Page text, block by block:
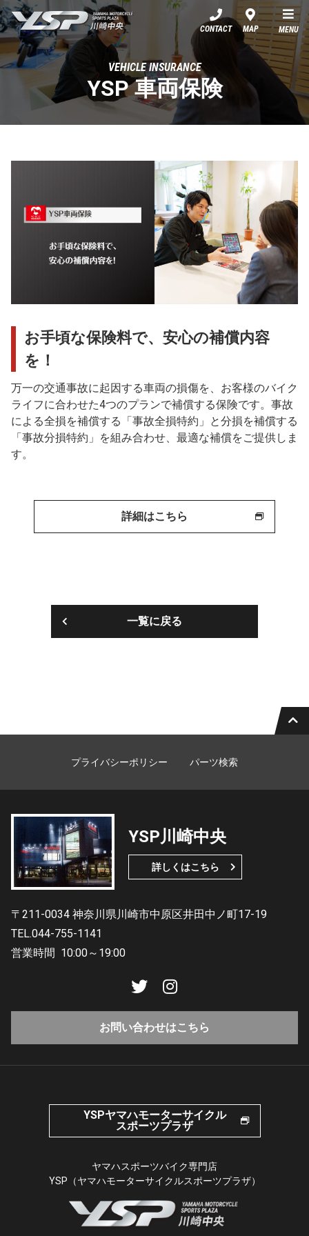
YSP川崎中央
CONTACT MAP MENU
VEHICLE INSURANCE
YSP 車両保険
お手頃な保険料で、安心の補償内容
を！
万一の交通事故に起因する車両の損傷を、お客様のバイク
ライフに合わせた4つのプランで補償する保険です。事故
による全損を補償する「事故全損特約」と分損を補償する
「事故分損特約」を組み合わせ、最適な補償をご提供しま
す。
詳細はこちら
一覧に戻る
プライバシーポリシー パーツ検索
YSP川崎中央
詳しくはこちら
〒211-0034 神奈川県川崎市中原区井田中ノ町17-19
TEL.044-755-1141
営業時間 10:00～19:00
お問い合わせはこちら
YSPヤマハモーターサイクル
スポーツプラザ
ヤマハスポーツバイク専門店
YSP（ヤマハモーターサイクルスポーツプラザ）